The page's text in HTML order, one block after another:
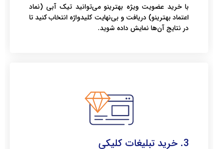
با خرید عضویت ویژه بهترینو می‌توانید تیک آبی (نماد
اعتماد بهترینو) دریافت و بی‌نهایت کلیدواژه انتخاب کنید تا
در نتایج آن‌ها نمایش داده شوید.
3. خرید تبلیغات کلیکی